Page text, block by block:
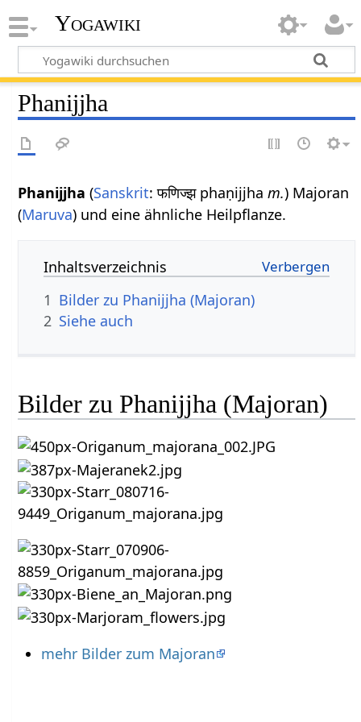
Yogawiki
Phanijjha
Phanijjha (Sanskrit: फणिज्झ phaṇijjham.) Majoran
(Maruva) und eine ähnliche Heilpflanze.
Inhaltsverzeichnis
1 Bilder zu Phanijjha (Majoran)
2 Siehe auch
Bilder zu Phanijjha (Majoran)
mehr Bilder zum Majoran